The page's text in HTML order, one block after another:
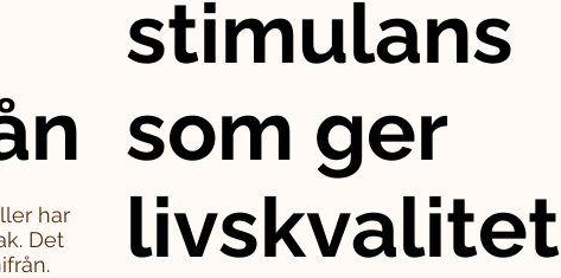
har
Det
stimulans
som ger
livskvalitet